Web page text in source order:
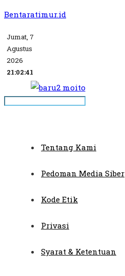
Bentaratimur.id
Jumat, 7
Agustus
2026
21:02:41
Tentang Kami
Pedoman Media Siber
Kode Etik
Privasi
Syarat & Ketentuan